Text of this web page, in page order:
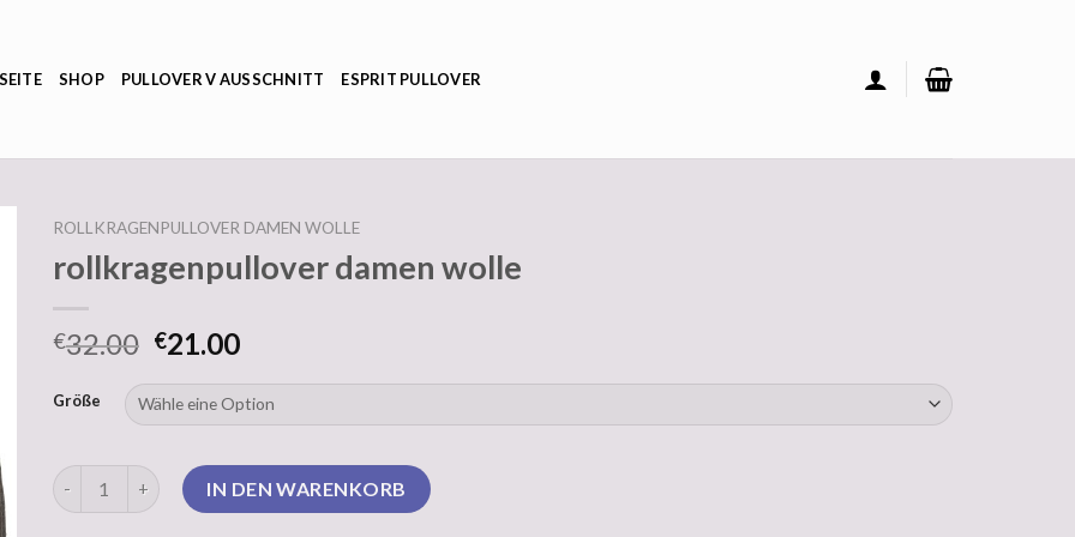
SHOP PULLOVER V AUSSCHNITT ESPRIT PULLOVER
ROLLKRAGENPULLOVER DAMEN WOLLE
rollkragenpullover damen wolle
€32.00 €21.00
Größe
rollkragenpullover damen wolle Menge
IN DEN WARENKORB